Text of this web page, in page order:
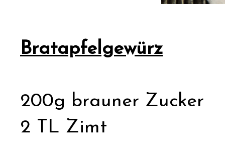
Bratapfelgewürz
200g brauner Zucker
2 TL Zimt